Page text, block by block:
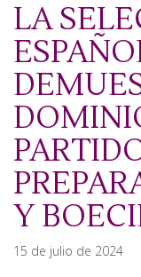
LA
Y
15 de julio de 2024